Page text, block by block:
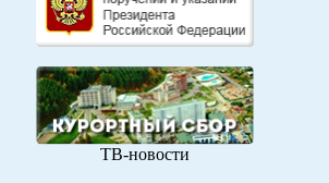
ТВ-новости